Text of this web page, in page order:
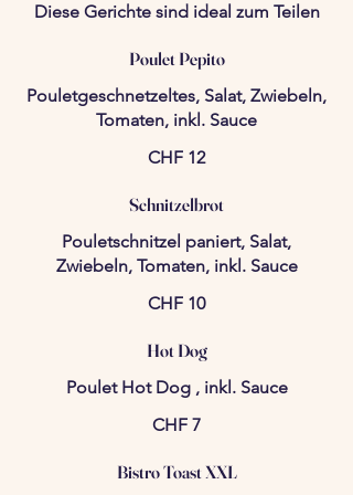
Diese Gerichte sind ideal zum Teilen
Poulet Pepito
Pouletgeschnetzeltes, Salat, Zwiebeln,
Tomaten, inkl. Sauce
CHF 12
Schnitzelbrot
Pouletschnitzel paniert, Salat,
Zwiebeln, Tomaten, inkl. Sauce
CHF 10
Hot Dog
Poulet Hot Dog , inkl. Sauce
CHF 7
Bistro Toast XXL